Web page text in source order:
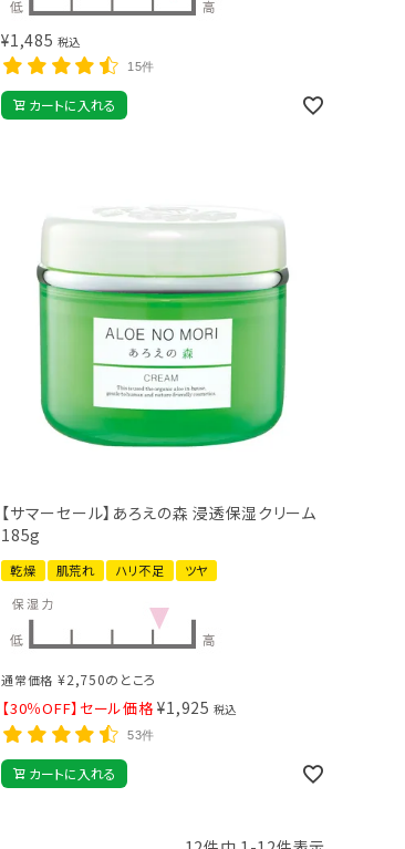
¥1,485 税込
15件
カートに入れる
【サマーセール】あろえの森 浸透保湿クリーム
185g
乾燥 肌荒れ ハリ不足 ツヤ
通常価格 ¥2,750のところ
【30％OFF】セール価格 ¥1,925 税込
53件
カートに入れる